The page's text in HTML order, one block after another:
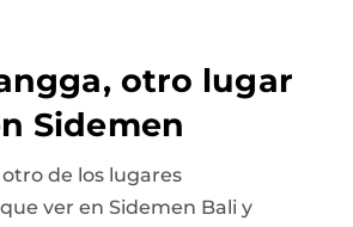
otro lugar
Sidemen
otro de los lugares
ver en Sidemen Bali y